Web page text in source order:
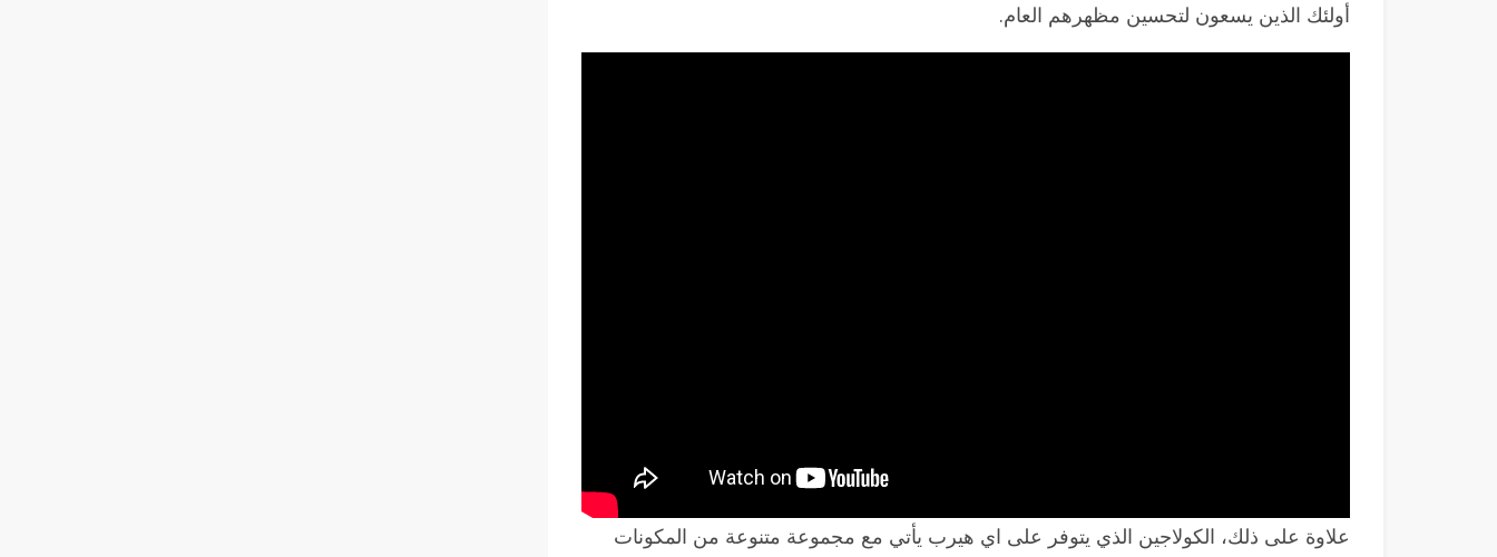
أولئك الذين يسعون لتحسين مظهرهم العام.
علاوة على ذلك، الكولاجين الذي يتوفر على اي هيرب يأتي مع مجموعة متنوعة من المكونات